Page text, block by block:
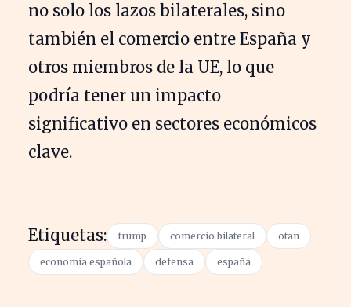
no solo los lazos bilaterales, sino
también el comercio entre España y
otros miembros de la UE, lo que
podría tener un impacto
significativo en sectores económicos
clave.
Etiquetas: trump comercio bilateral otan
economía española defensa españa